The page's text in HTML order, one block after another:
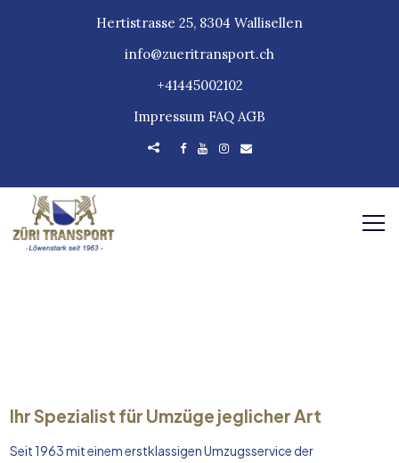
Hertistrasse 25, 8304 Wallisellen
info@zueritransport.ch
+41445002102
Impressum FAQ AGB
Ihr Spezialist für Umzüge jeglicher Art
Seit 1963 mit einem erstklassigen Umzugsservice der